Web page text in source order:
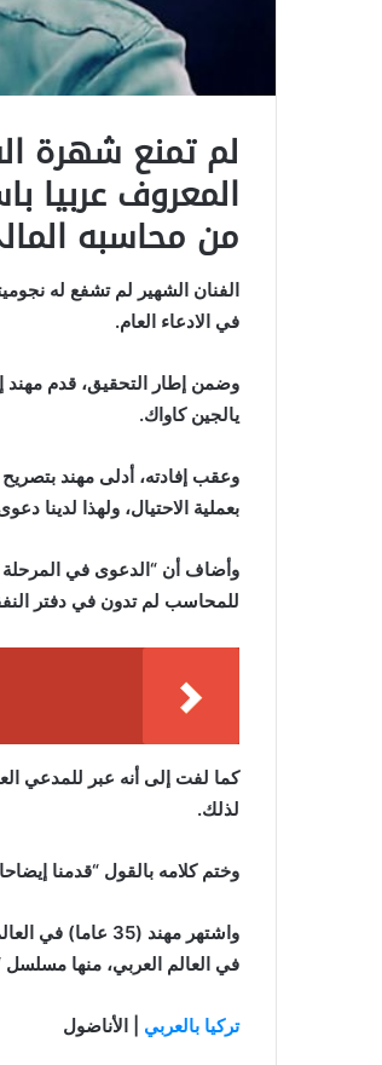
لم تمنع شهرة
المعروف عربيا
من محاسبه
الفنان الشهير لم تشفع له
في الادعاء العام.
وضمن إطار التحقيق، قدم مهند
يالجين كاواك.
وعقب إفادته، أدلى مهند
بعملية الاحتيال، ولهذا لدينا
وأضاف أن “الدعوى في المرحلة
للمحاسب لم تدون في دفتر
كما لفت إلى أنه عبر للمدعي
لذلك.
وختم كلامه بالقول “قدمنا
واشتهر مهند
في العالم العربي، منها
تركيا بالعربي | الأناضول